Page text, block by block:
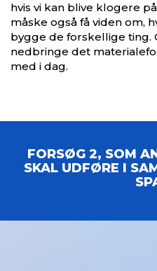
hvis vi kan blive klogere
måske også få viden om,
bygge de forskellige
nedbringe det
med i dag.
FORSØG 2, SOM
SKAL UDFØRE I